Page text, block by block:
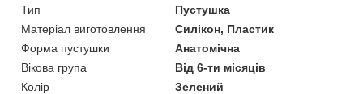
Тип
Пустушка
Матеріал виготовлення
Силікон, Пластик
Форма пустушки
Анатомічна
Вікова група
Від 6-ти місяців
Колір
Зелений